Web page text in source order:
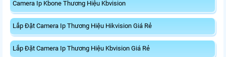
Camera Ip Kbone Thương Hiệu Kbvision
Lắp Đặt Camera Ip Thương Hiệu Hikvision Giá Rẻ
Lắp Đặt Camera Ip Thương Hiệu Kbvision Giá Rẻ